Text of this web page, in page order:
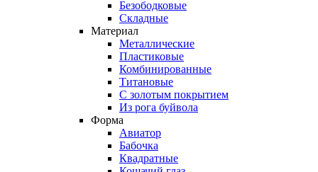
Безободковые
Складные
Материал
Металлические
Пластиковые
Комбинированные
Титановые
С золотым покрытием
Из рога буйвола
Форма
Авиатор
Бабочка
Квадратные